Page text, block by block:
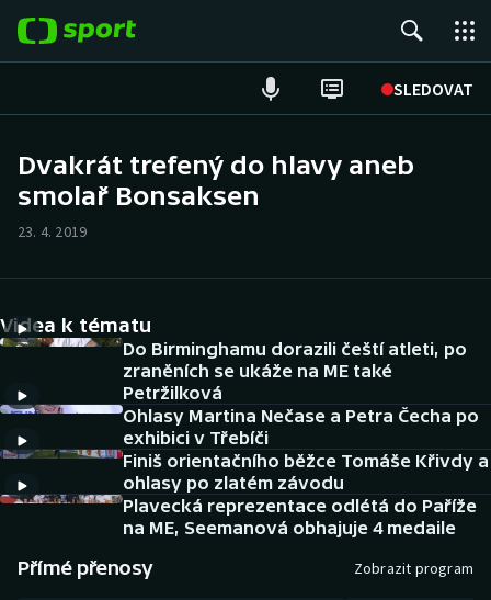
SLEDOVAT
Hokej
Cyklistika
DALŠÍ SPORTY
Americký fotbal
Baseball a softbal
Basketbal
NEPŘEHLÉDNĚTE
Soutěže
Historické návraty
Dvakrát trefený do hlavy aneb
smolař Bonsaksen
23. 4. 2019
Videa k tématu
Do Birminghamu dorazili čeští atleti, po
zraněních se ukáže na ME také
Petržilková
Ohlasy Martina Nečase a Petra Čecha po
exhibici v Třebíči
Finiš orientačního běžce Tomáše Křivdy a
ohlasy po zlatém závodu
Plavecká reprezentace odlétá do Paříže
na ME, Seemanová obhajuje 4 medaile
Přímé přenosy Zobrazit program